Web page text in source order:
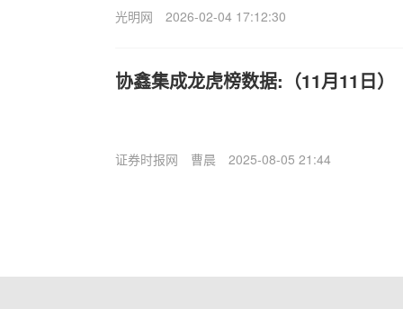
光明网 2026-02-04 17:12:30
协鑫集成龙虎榜数据:（11月11日）
证券时报网 曹晨 2025-08-05 21:44